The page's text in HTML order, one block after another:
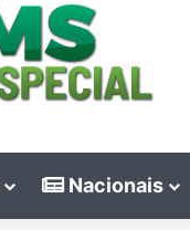
Nacionais